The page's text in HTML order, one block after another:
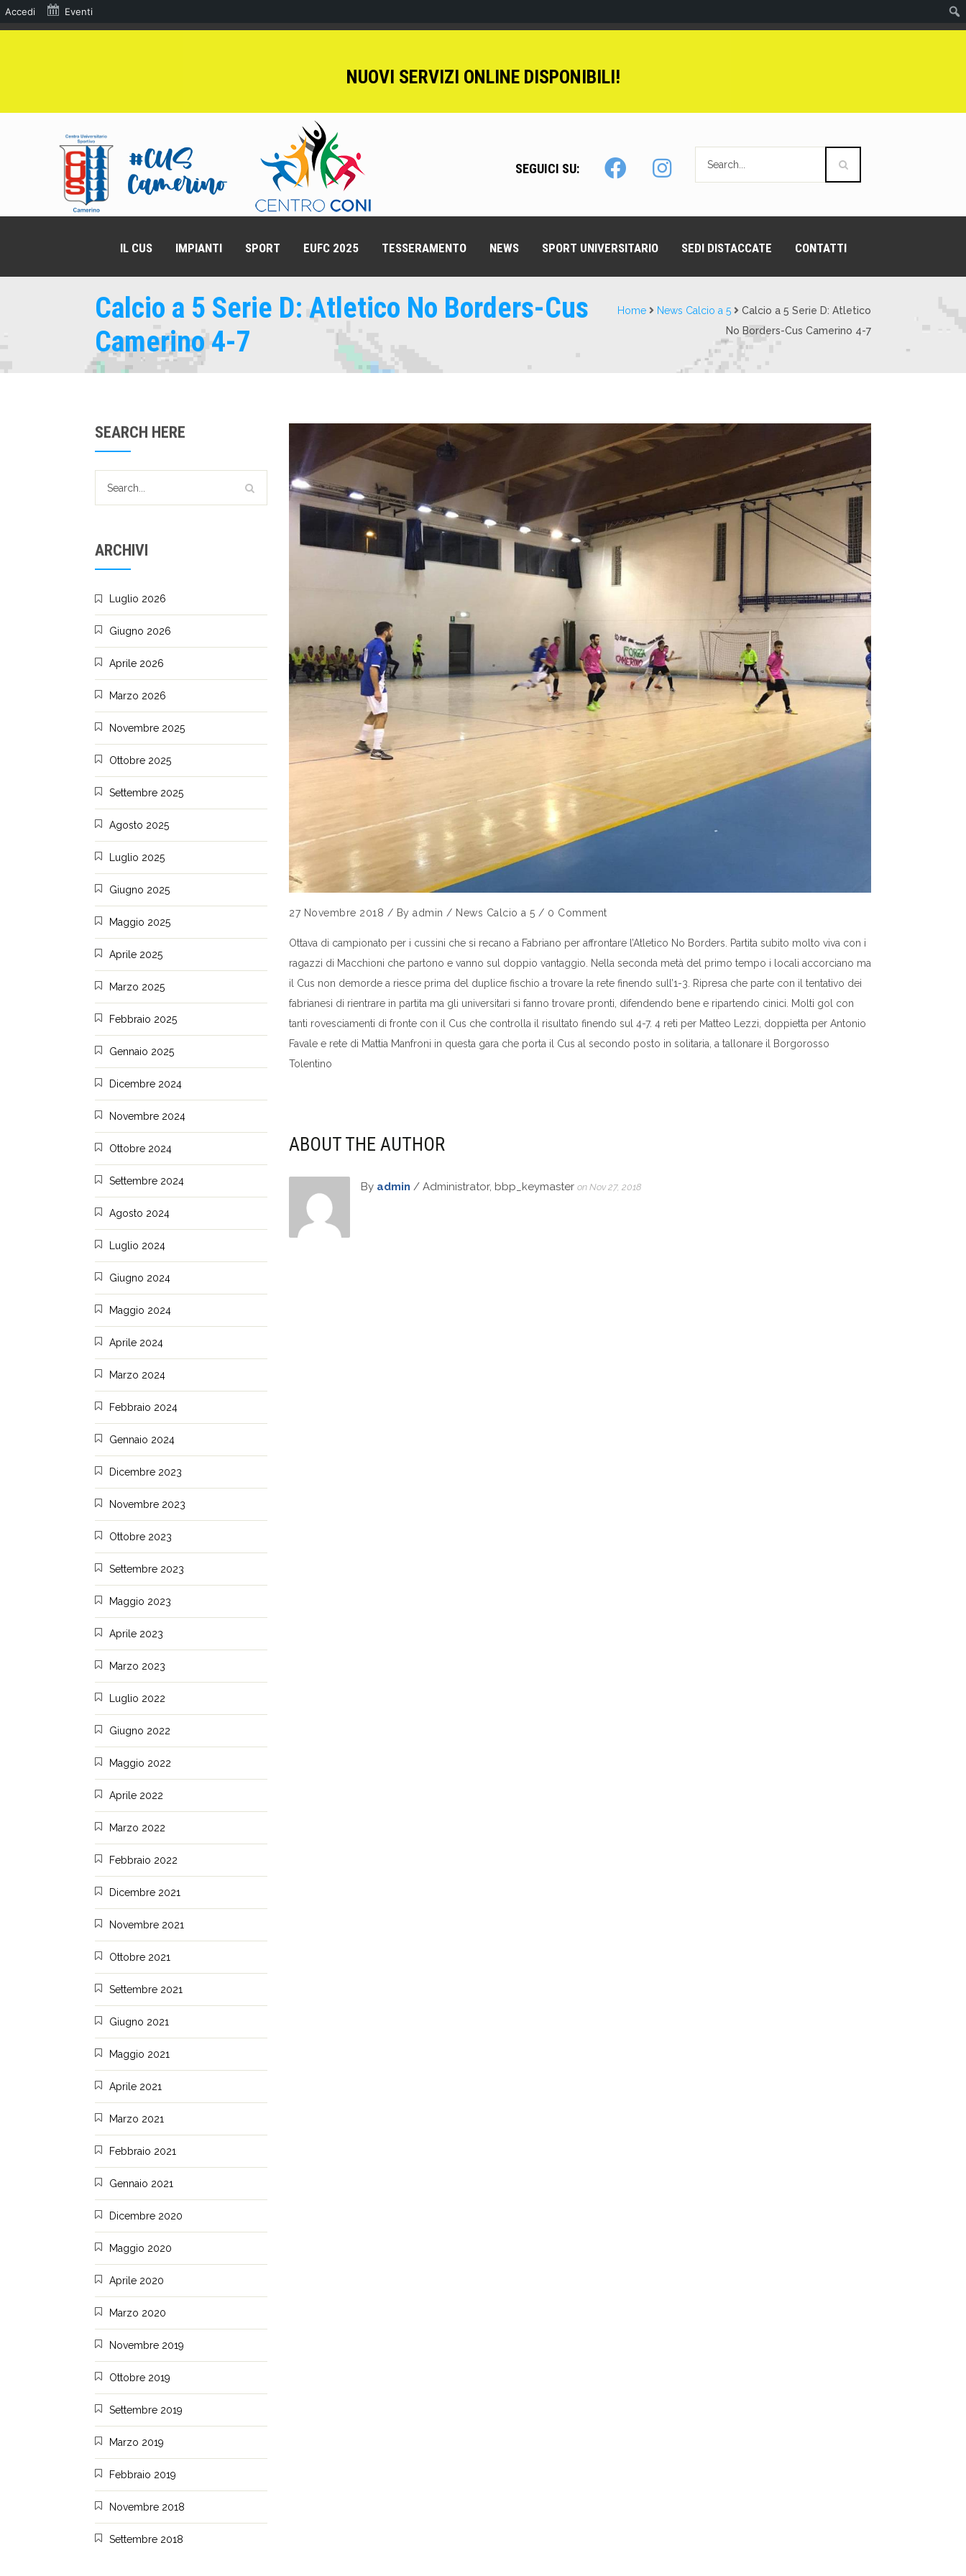
Accedi Eventi
NUOVI SERVIZI ONLINE DISPONIBILI!
SEGUICI SU:
IL CUS IMPIANTI SPORT EUFC 2025 TESSERAMENTO NEWS SPORT UNIVERSITARIO SEDI DISTACCATE CONTATTI
Calcio a 5 Serie D: Atletico No Borders-Cus
Camerino 4-7
Home News Calcio a 5
Calcio a 5 Serie D: Atletico
No Borders-Cus Camerino 4-7
27 Novembre 2018 / By admin / News Calcio a 5 / 0 Comment
Ottava di campionato per i cussini che si recano a Fabriano per affrontare l’Atletico No Borders. Partita subito molto viva con i
ragazzi di Macchioni che partono e vanno sul doppio vantaggio. Nella seconda metà del primo tempo i locali accorciano ma
il Cus non demorde a riesce prima del duplice fischio a trovare la rete finendo sull’1-3. Ripresa che parte con il tentativo dei
fabrianesi di rientrare in partita ma gli universitari si fanno trovare pronti, difendendo bene e ripartendo cinici. Molti gol con
tanti rovesciamenti di fronte con il Cus che controlla il risultato finendo sul 4-7. 4 reti per Matteo Lezzi, doppietta per Antonio
Favale e rete di Mattia Manfroni in questa gara che porta il Cus al secondo posto in solitaria, a tallonare il Borgorosso
Tolentino
ABOUT THE AUTHOR
By admin / Administrator, bbp_keymaster on Nov 27, 2018
SEARCH HERE
ARCHIVI
Luglio 2026
Giugno 2026
Aprile 2026
Marzo 2026
Novembre 2025
Ottobre 2025
Settembre 2025
Agosto 2025
Luglio 2025
Giugno 2025
Maggio 2025
Aprile 2025
Marzo 2025
Febbraio 2025
Gennaio 2025
Dicembre 2024
Novembre 2024
Ottobre 2024
Settembre 2024
Agosto 2024
Luglio 2024
Giugno 2024
Maggio 2024
Aprile 2024
Marzo 2024
Febbraio 2024
Gennaio 2024
Dicembre 2023
Novembre 2023
Ottobre 2023
Settembre 2023
Maggio 2023
Aprile 2023
Marzo 2023
Luglio 2022
Giugno 2022
Maggio 2022
Aprile 2022
Marzo 2022
Febbraio 2022
Dicembre 2021
Novembre 2021
Ottobre 2021
Settembre 2021
Giugno 2021
Maggio 2021
Aprile 2021
Marzo 2021
Febbraio 2021
Gennaio 2021
Dicembre 2020
Maggio 2020
Aprile 2020
Marzo 2020
Novembre 2019
Ottobre 2019
Settembre 2019
Marzo 2019
Febbraio 2019
Novembre 2018
Settembre 2018